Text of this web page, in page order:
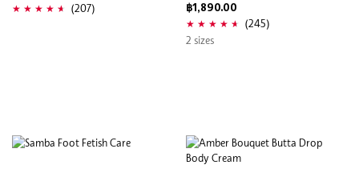
(207) ฿1,890.00
(245)
2 sizes